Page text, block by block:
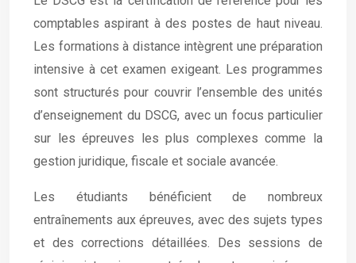
comptables aspirant à des postes de haut niveau.
Les formations à distance intègrent une préparation
intensive à cet examen exigeant. Les programmes
sont structurés pour couvrir l’ensemble des unités
d’enseignement du DSCG, avec un focus particulier
sur les épreuves les plus complexes comme la
gestion juridique, fiscale et sociale avancée.
Les étudiants bénéficient de nombreux
entraînements aux épreuves, avec des sujets types
et des corrections détaillées. Des sessions de